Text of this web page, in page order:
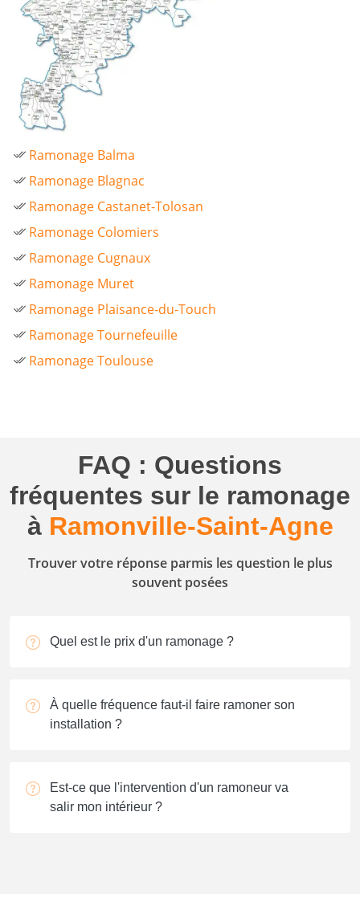
Ramonage Balma
Ramonage Blagnac
Ramonage Castanet-Tolosan
Ramonage Colomiers
Ramonage Cugnaux
Ramonage Muret
Ramonage Plaisance-du-Touch
Ramonage Tournefeuille
Ramonage Toulouse
FAQ : Questions
fréquentes sur le ramonage
à Ramonville-Saint-Agne
Trouver votre réponse parmis les question le plus
souvent posées
Quel est le prix d'un ramonage ?
À quelle fréquence faut-il faire ramoner son
installation ?
Est-ce que l'intervention d'un ramoneur va
salir mon intérieur ?